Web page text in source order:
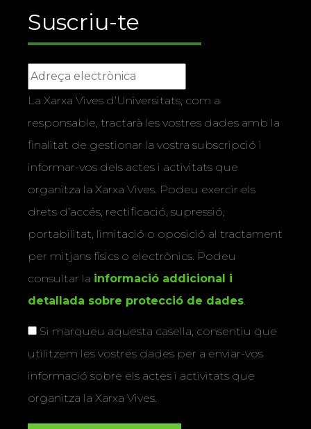
Suscriu-te
La Xarxa Vives d’Universitats, com a
responsable, tractarà les vostres dades amb la
finalitat de gestionar la vostra subscripció i
informar-vos dels actes i activitats que
organitza la Xarxa Vives. Podeu exercir els
drets d’accés, rectificació, supressió,
portabilitat, limitació o oposició al tractament
per mitjans físics o electrònics. Podeu
consultar la informació addicional i
detallada sobre protecció de dades.
Si marqueu aquesta casella, consentiu que
utilitzem les vostres dades per a enviar-vos
informació sobre els actes i activitats que
organitza la Xarxa Vives.